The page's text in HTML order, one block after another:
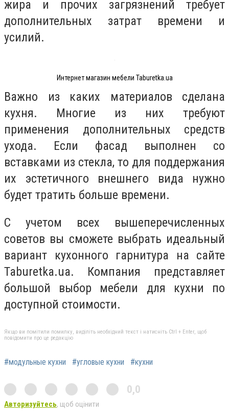
жира и прочих загрязнений требует
дополнительных затрат времени и
усилий.
Интернет магазин мебели Taburetka.ua
Важно из каких материалов сделана
кухня. Многие из них требуют
применения дополнительных средств
ухода. Если фасад выполнен со
вставками из стекла, то для поддержания
их эстетичного внешнего вида нужно
будет тратить больше времени.
С учетом всех вышеперечисленных
советов вы сможете выбрать идеальный
вариант кухонного гарнитура на сайте
Taburetka.ua. Компания представляет
большой выбор мебели для кухни по
доступной стоимости.
Якщо ви помітили помилку, виділіть необхідний текст і натисніть Ctrl + Enter, щоб
повідомити про це редакцію
#модульные кухни #угловые кухни #кухни
0,0
Авторизуйтесь, щоб оцінити